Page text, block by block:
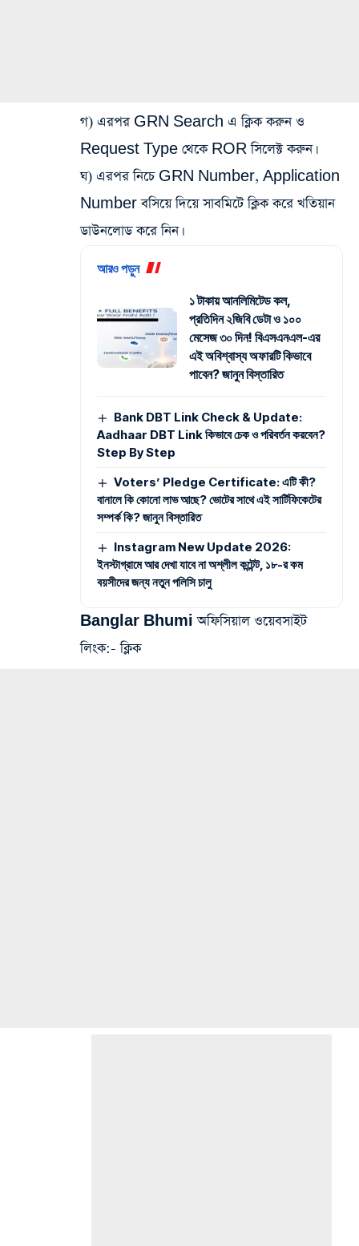
গ) এরপর GRN Search এ ক্লিক করুন ও
Request Type থেকে ROR সিলেক্ট করুন।
ঘ) এরপর নিচে GRN Number, Application
Number বসিয়ে দিয়ে সাবমিটে ক্লিক করে খতিয়ান
ডাউনলোড করে নিন।
আরও পড়ুন
১ টাকায় আনলিমিটেড কল,
প্রতিদিন ২জিবি ডেটা ও ১০০
মেসেজ ৩০ দিন! বিএসএনএল-এর
এই অবিশ্বাস্য অফারটি কিভাবে
পাবেন? জানুন বিস্তারিত
Bank DBT Link Check & Update:
Aadhaar DBT Link কিভাবে চেক ও পরিবর্তন করবেন?
Step By Step
Voters’ Pledge Certificate: এটি কী?
বানালে কি কোনো লাভ আছে? ভোটের সাথে এই সার্টিফিকেটের
সম্পর্ক কি? জানুন বিস্তারিত
Instagram New Update 2026:
ইনস্টাগ্রামে আর দেখা যাবে না অশ্লীল কন্টেন্ট, ১৮-র কম
বয়সীদের জন্য নতুন পলিসি চালু
Banglar Bhumi অফিসিয়াল ওয়েবসাইট
লিংক:-ক্লিক